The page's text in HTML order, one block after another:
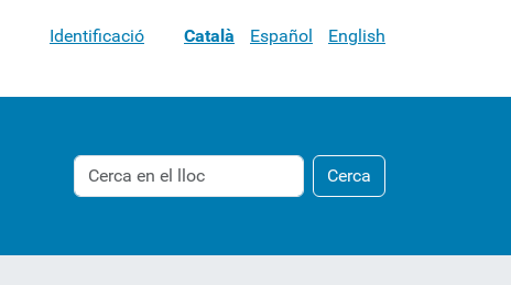
Identificació Català Español English
Cerca Cerca
Cerca
avançada…